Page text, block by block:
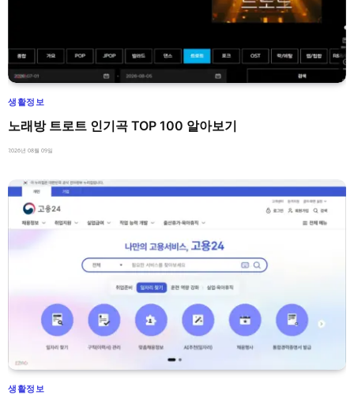
생활정보
노래방 트로트 인기곡 TOP 100 알아보기
2026년 08월 09일
생활정보